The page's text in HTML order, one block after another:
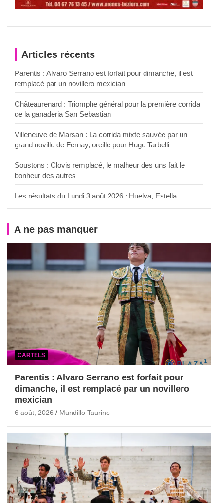
Articles récents
Parentis : Alvaro Serrano est forfait pour dimanche, il est
remplacé par un novillero mexician
Châteaurenard : Triomphe général pour la première corrida
de la ganaderia San Sebastian
Villeneuve de Marsan : La corrida mixte sauvée par un
grand novillo de Fernay, oreille pour Hugo Tarbelli
Soustons : Clovis remplacé, le malheur des uns fait le
bonheur des autres
Les résultats du Lundi 3 août 2026 : Huelva, Estella
A ne pas manquer
CARTELS
Parentis : Alvaro Serrano est forfait pour
dimanche, il est remplacé par un novillero
mexician
6 août, 2026 Mundillo Taurino